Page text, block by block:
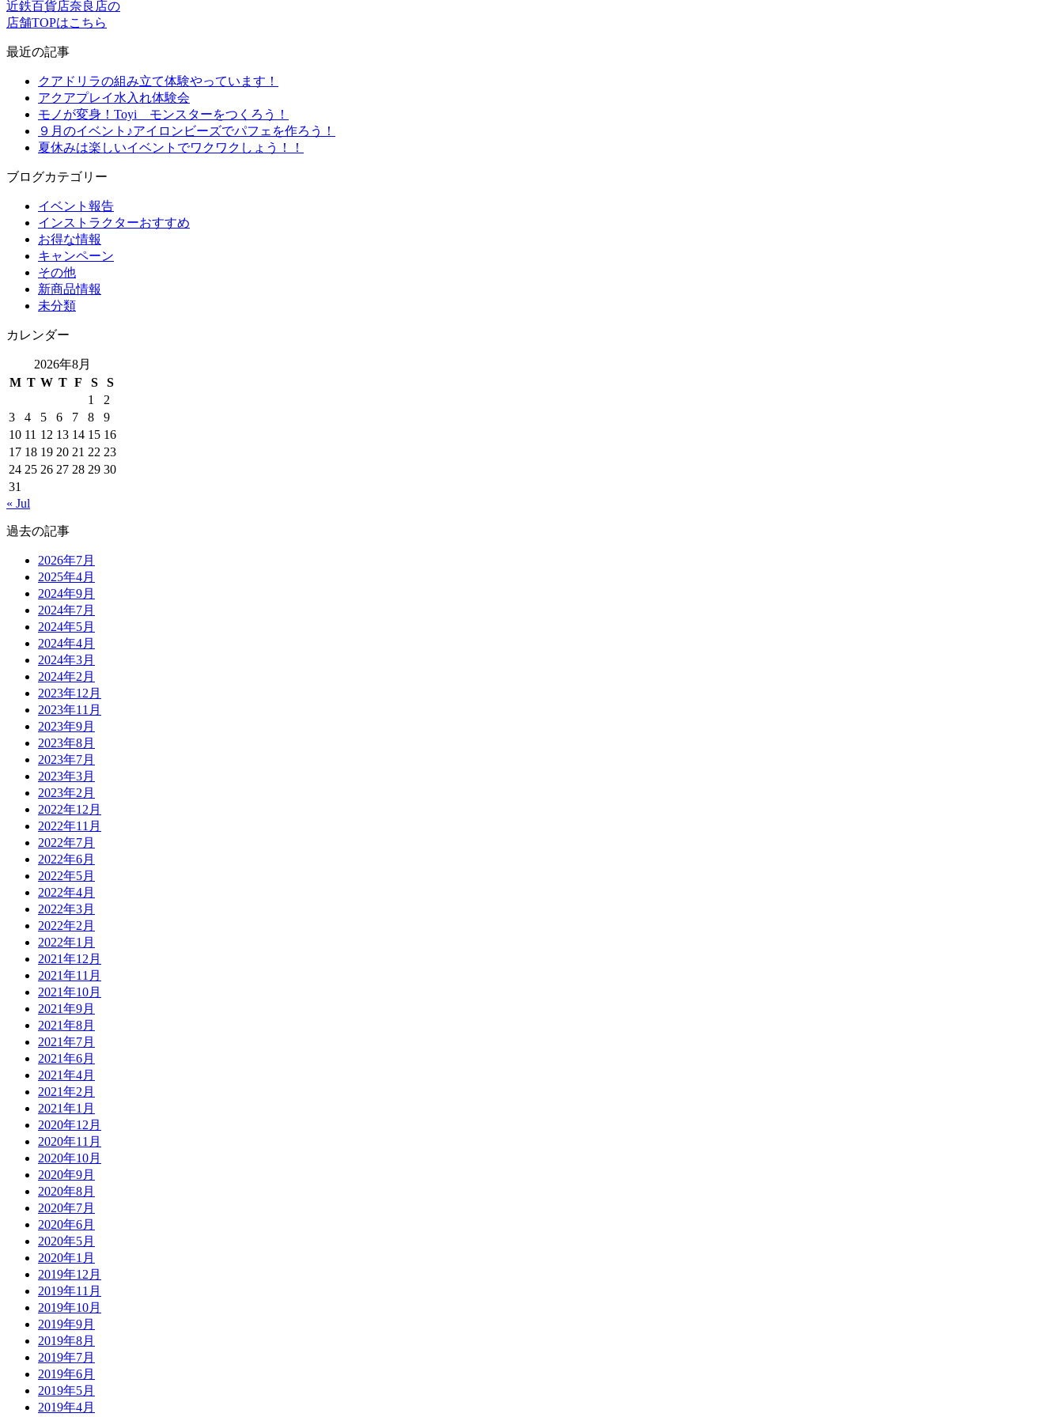
近鉄百貨店奈良店の
店舗TOPはこちら
最近の記事
クアドリラの組み立て体験やっています！
アクアプレイ水入れ体験会
モノが変身！Toyi モンスターをつくろう！
９月のイベント♪アイロンビーズでパフェを作ろう！
夏休みは楽しいイベントでワクワクしょう！！
ブログカテゴリー
イベント報告
インストラクターおすすめ
お得な情報
キャンペーン
その他
新商品情報
未分類
カレンダー
2026年8月
M T W T F S
S
1
2
3
4 5 6 7 8
9
10 11 12 13 14 15 16
17 18 19 20 21 22 23
24 25 26 27 28 29 30
31
« Jul
過去の記事
2026年7月
2025年4月
2024年9月
2024年7月
2024年5月
2024年4月
2024年3月
2024年2月
2023年12月
2023年11月
2023年9月
2023年8月
2023年7月
2023年3月
2023年2月
2022年12月
2022年11月
2022年7月
2022年6月
2022年5月
2022年4月
2022年3月
2022年2月
2022年1月
2021年12月
2021年11月
2021年10月
2021年9月
2021年8月
2021年7月
2021年6月
2021年4月
2021年2月
2021年1月
2020年12月
2020年11月
2020年10月
2020年9月
2020年8月
2020年7月
2020年6月
2020年5月
2020年1月
2019年12月
2019年11月
2019年10月
2019年9月
2019年8月
2019年7月
2019年6月
2019年5月
2019年4月